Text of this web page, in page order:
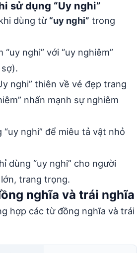
sử dụng “Uy nghi”
dùng từ “uy nghi” trong
“uy nghi” với “uy nghiêm”
nghi” thiên về vẻ đẹp trang
nhấn mạnh sự nghiêm
“uy nghi” để miêu tả vật nhỏ
dùng “uy nghi” cho người
trang trọng.
nghĩa và trái nghĩa
hợp các từ đồng nghĩa và trái